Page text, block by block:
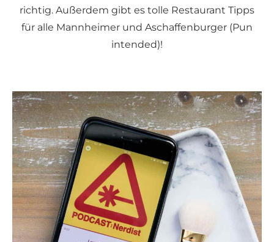
richtig. Außerdem gibt es tolle Restaurant Tipps
für alle Mannheimer und Aschaffenburger (Pun
intended)!